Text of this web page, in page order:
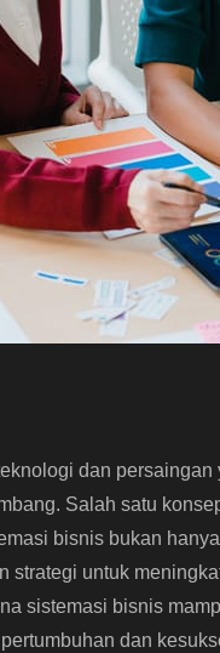
dan
Salah satu
bisnis bukan
strategi untuk
sistemasi bisnis
dan